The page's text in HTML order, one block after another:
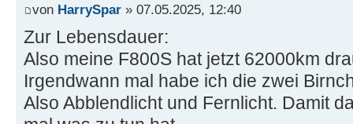
von HarrySpar » 07.05.2025, 12:40
Zur Lebensdauer:
Also meine F800S hat jetzt 62000km
Irgendwann mal habe ich die zwei
Also Abblendlicht und Fernlicht. Damit